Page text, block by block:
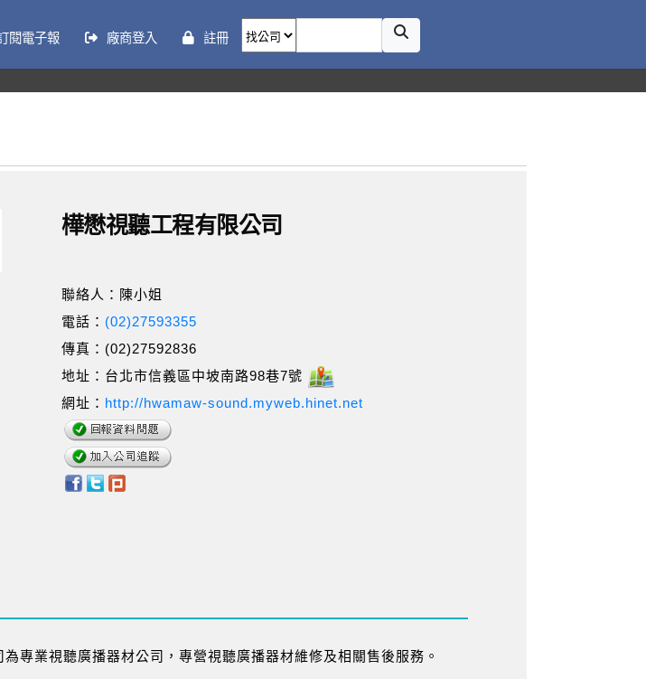
閱電子報 廠商登入 註冊
樺懋視聽工程有限公司
聯絡人：陳小姐
電話： (02)27593355
傳真：(02)27592836
地址：台北市信義區中坡南路98巷7號
網址： http://hwamaw-sound.myweb.hinet.net
專業視聽廣播器材公司，專營視聽廣播器材維修及相關售後服務。